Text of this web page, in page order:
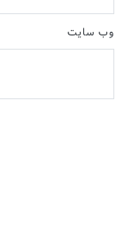
وب‌ سایت